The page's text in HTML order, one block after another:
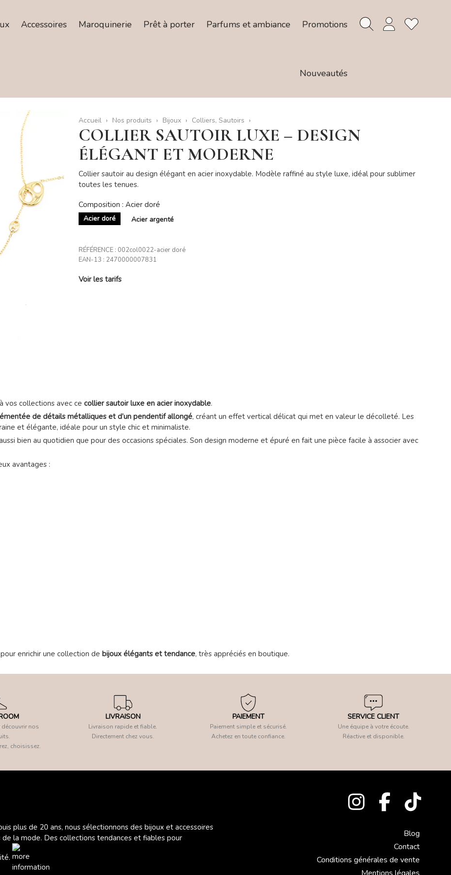
Accessoires Maroquinerie Prêt à porter Parfums et ambiance Promotions
Nouveautés
Accueil Nos produits Bijoux Colliers, Sautoirs
COLLIER SAUTOIR LUXE – DESIGN
ÉLÉGANT ET MODERNE
Collier sautoir au design élégant en acier inoxydable. Modèle raffiné au style luxe, idéal pour sublimer
toutes les tenues.
Composition : Acier doré
Acier doré Acier argenté
RÉFÉRENCE : 002col0022-acier doré
EAN-13 : 2470000007831
Voir les tarifs
vos collections avec ce collier sautoir luxe en acier inoxydable.
de détails métalliques et d’un pendentif allongé, créant un effet vertical délicat qui met en valeur le décolleté. Les
et élégante, idéale pour un style chic et minimaliste.
bien au quotidien que pour des occasions spéciales. Son design moderne et épuré en fait une pièce facile à associer avec
avantages :
enrichir une collection de bijoux élégants et tendance, très appréciés en boutique.
nos
choisissez.
LIVRAISON
Livraison rapide et fiable.
Directement chez vous.
PAIEMENT
Paiement simple et sécurisé.
Achetez en toute confiance.
SERVICE CLIENT
Une équipe à votre écoute.
Réactive et disponible.
plus de 20 ans, nous sélectionnons des bijoux et accessoires
la mode. Des collections tendances et fiables pour
Blog
Contact
Conditions générales de vente
Mentions légales